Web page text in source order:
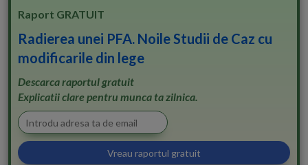
Raport GRATUIT
Radierea unei PFA. Noile Studii de Caz cu
modificarile din lege
Descarca raportul gratuit
Explicatii clare pentru munca ta zilnica.